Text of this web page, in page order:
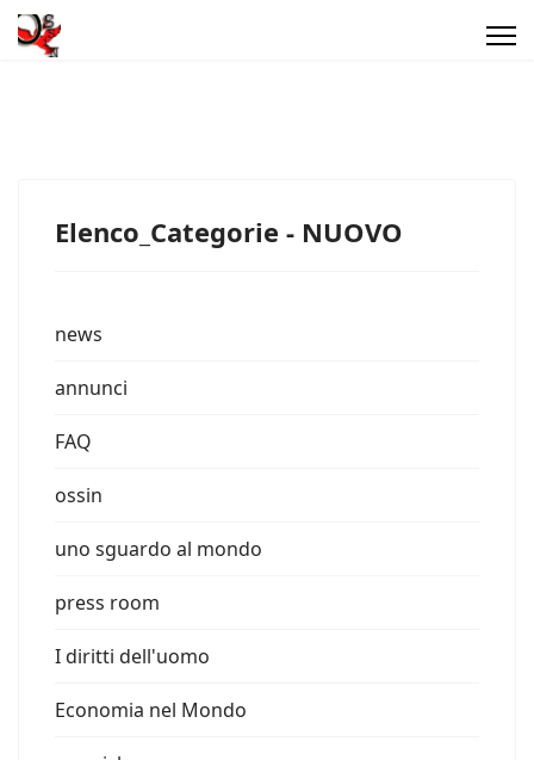
Elenco_Categorie - NUOVO
news
annunci
FAQ
ossin
uno sguardo al mondo
press room
I diritti dell'uomo
Economia nel Mondo